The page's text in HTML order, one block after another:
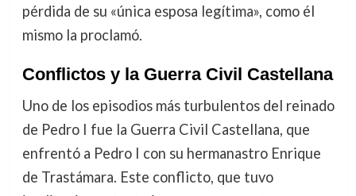
pérdida de su «única esposa legítima», como él
mismo la proclamó.
Conflictos y la Guerra Civil Castellana
Uno de los episodios más turbulentos del reinado
de Pedro I fue la Guerra Civil Castellana, que
enfrentó a Pedro I con su hermanastro Enrique
de Trastámara. Este conflicto, que tuvo